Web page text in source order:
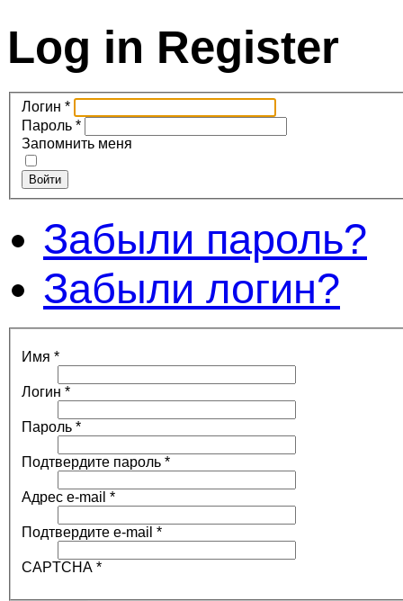
Log in Register
Логин *
Пароль *
Запомнить меня
Войти
Забыли пароль?
Забыли логин?
Имя *
Логин *
Пароль *
Подтвердите пароль *
Адрес e-mail *
Подтвердите e-mail *
CAPTCHA *